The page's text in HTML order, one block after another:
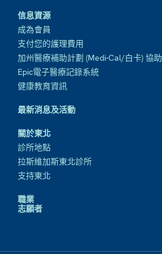
信息資源
成為會員
支付您的護理費用
加州醫療補助計劃 (Medi-Cal/白卡) 協助
Epic電子醫療記錄系統
健康教育資訊
最新消息及活動
關於東北
診所地點
拉斯維加斯東北診所
支持東北
職業
志願者